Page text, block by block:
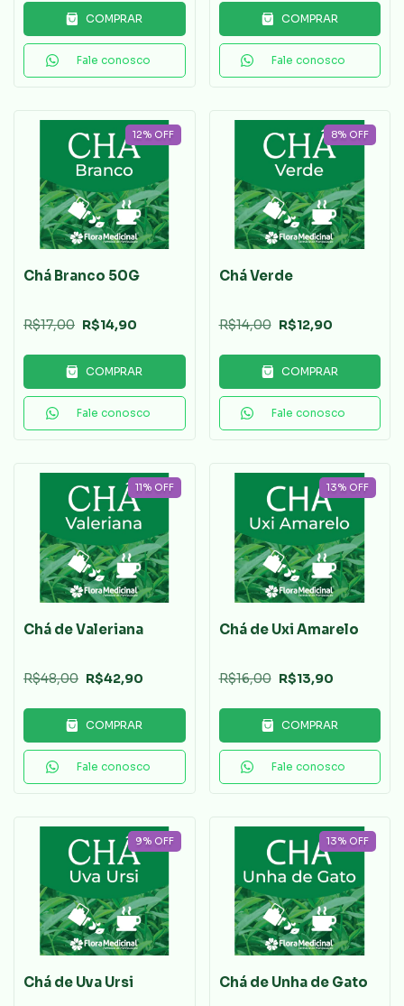
COMPRAR
Fale conosco
COMPRAR
Fale conosco
12% OFF
Chá Branco 50G
R$17,00 R$14,90
COMPRAR
Fale conosco
8% OFF
Chá Verde
R$14,00 R$12,90
COMPRAR
Fale conosco
11% OFF
Chá de Valeriana
R$48,00 R$42,90
COMPRAR
Fale conosco
13% OFF
Chá de Uxi Amarelo
R$16,00 R$13,90
COMPRAR
Fale conosco
9% OFF
Chá de Uva Ursi
13% OFF
Chá de Unha de Gato